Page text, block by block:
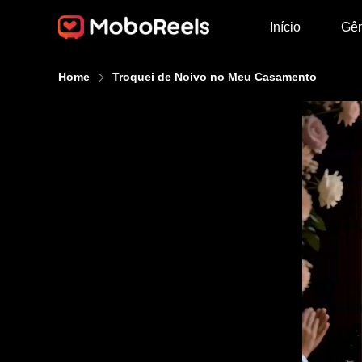
Início
Home Troquei de Noivo no Meu Casamento